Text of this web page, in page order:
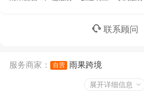
联系顾问
服务商家： 自营 雨果跨境
ManoMano开店展开详细信息